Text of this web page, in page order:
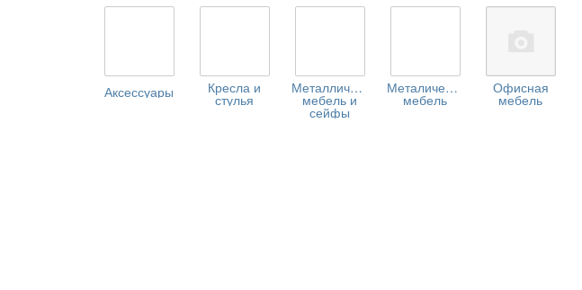
Аксессуары Кресла и
стулья
Металлическая
мебель и
сейфы
Металическая
мебель
Офисная
мебель